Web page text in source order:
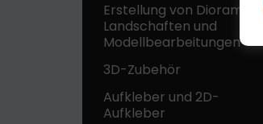
Erstellung von Dioramen,
Landschaften und
Modellbearbeitungen
3D-Zubehör
Aufkleber und 2D-
Aufkleber